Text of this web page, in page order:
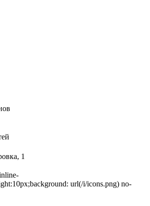
1
url(/i/icons.png) no-